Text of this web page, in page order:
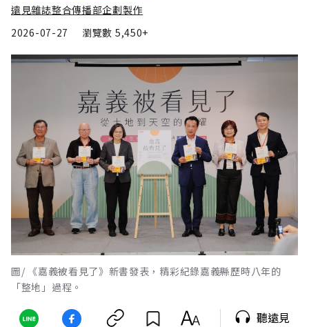
遠見雜誌整合傳播部企劃製作
2026-07-27
瀏覽數 5,450+
圖/ 《嘉義被看見了》新書發表，精彩紀錄嘉義縣歷時八年的
「整地」過程。
聽遠見